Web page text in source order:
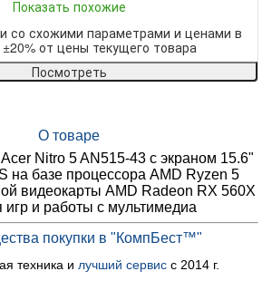
Показать похожие
со схожими параметрами и ценами в
от цены текущего товара
Посмотреть
О товаре
Nitro 5 AN515-43 с экраном 15.6"
на базе процессора AMD Ryzen 5
видеокарты AMD Radeon RX 560X
игр и работы с мультимедиа
покупки в "КомпБест™"
техника и лучший сервис с 2014 г.